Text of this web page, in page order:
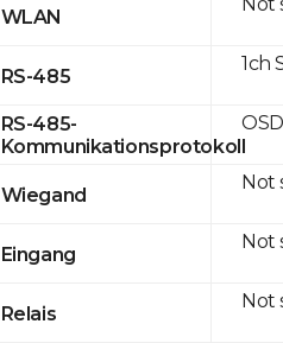
WLAN
RS-485
RS-485-
Kommunikationsprotokoll
Wiegand
Eingang
Relais
Not
1ch
Not
Not
Not